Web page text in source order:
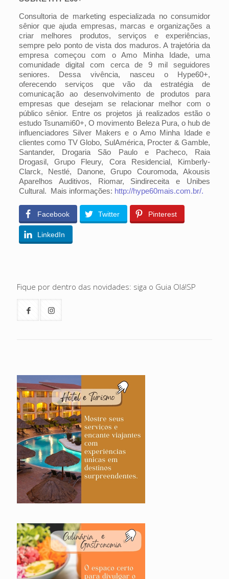
Consultoria de marketing especializada no consumidor
sênior que ajuda empresas, marcas e organizações a
criar melhores produtos, serviços e experiências,
sempre pelo ponto de vista dos maduros. A trajetória da
empresa começou com o Amo Minha Idade, uma
comunidade digital com cerca de 9 mil seguidores
seniores. Dessa vivência, nasceu o Hype60+,
oferecendo serviços que vão da estratégia de
comunicação ao desenvolvimento de produtos para
empresas que desejam se relacionar melhor com o
público sênior. Entre os projetos já realizados estão o
estudo Tsunami60+, O movimento Beleza Pura, o hub de
influenciadores Silver Makers e o Amo Minha Idade e
clientes como TV Globo, SulAmérica, Procter & Gamble,
Santander, Drogaria São Paulo e Pacheco, Raia
Drogasil, Grupo Fleury, Cora Residencial, Kimberly-
Clarck, Nestlé, Danone, Grupo Couromoda, Akousis
Aparelhos Auditivos, Riomar, Sindireceita e Unibes
Cultural. Mais informações: http://hype60mais.com.br/.
Facebook Twitter Pinterest
LinkedIn
Fique por dentro das novidades: siga o Guia Olá!SP